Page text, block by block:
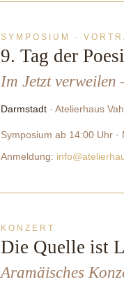
SYMPOSIUM ·
9. Tag der
Im Jetzt verweilen
Darmstadt · Atelierhaus
Symposium ab 14:00 Uhr
Anmeldung:
KONZERT
Die Quelle ist
Aramäisches